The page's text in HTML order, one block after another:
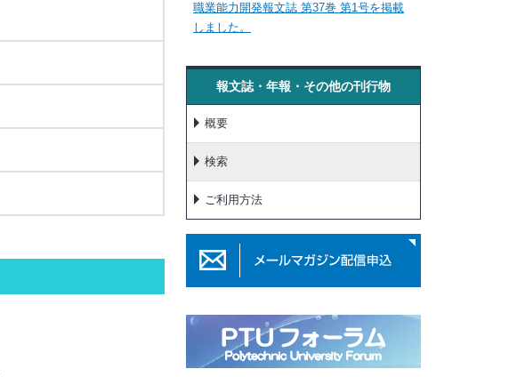
職業能力開発報文誌 第37巻 第1号を掲載
しました。
報文誌・年報・その他の刊行物
概要
検索
ご利用方法